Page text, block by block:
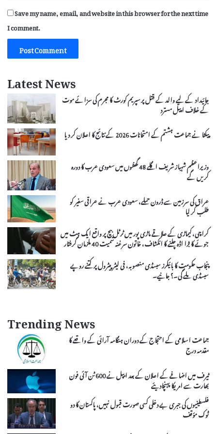
Save my name, email, and website in this browser for the next time
I comment.
Latest News
جائیداد کے لیے والد کے قتل پر سپریم کورٹ کا مجرم کی سزائے موت
کے خلاف اپیل مسترد
پیکٹا نے جماعت ہشتم کے امتحانات 2026 کے نتائج کا اعلان کر دیا
وزیراعظم شہباز شریف اگلے 48 گھنٹوں میں سعودی عرب کا دورہ
کریں گے
عراق کی سرزمین سے ڈرون حملے، سعودی عرب نے عراقی سفیر کو
طلب کر لیا
کراچی، کیماڑی کے علاقے ماڑی پور میں ٹرٹل بیچ پر واقع ایک ہٹ میں
جوئے کا بڑا اڈہ چلنے کا انکشاف، خاتون سرغنہ سمیت 40 ملزمان گرفتار
پنجاب حکومت کا بائیکرز سبسڈی منصوبہ، فی لیٹر پیٹرول پر کتنے روپے
سبسڈی ملے گی۔؟ جانیے۔
Trending News
جماعت اسلامی کے احتجاج کے دوران ہنگامہ آرائی کے واقعے کا
مقدمہ درج
ٹیرف میں اضافے کے اعلان کے بعد ایپل نے 600 ٹن آئی فون
بھارت سے امریکا پہنچادیئے
فلسطینیوں کی جبری بے دخلی کسی صورت قبول نہیں، پاکستان کا دو
ٹوک مؤقف